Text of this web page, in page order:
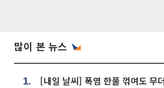
많이 본 뉴스
1.